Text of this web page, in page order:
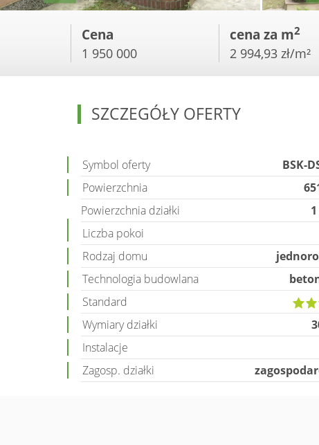
Cena
1 950 000
cena za m2
2 994,93 zł/m²
SZCZEGÓŁY OFERTY
Symbol oferty
BSK-
Powierzchnia
Powierzchnia działki
Liczba pokoi
Rodzaj domu
Technologia budowlana
Standard
Wymiary działki
Instalacje
Zagosp. działki